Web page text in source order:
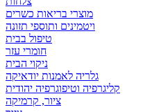
מוצרי בריאות כשרים
ויטמינים ותוספי תזונה
טיפול בבית
חומרי עזר
ניקוי הבית
גלריה לאמנות יודאיקה
קליגרפיה וטיפוגרפיה יהודית
ציור, קרמיקה